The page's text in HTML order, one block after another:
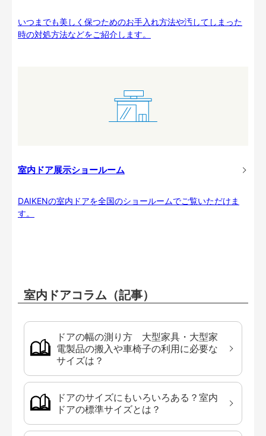
いつまでも美しく保つためのお手入れ方法や汚してしまった
時の対処方法などをご紹介します。
室内ドア展示ショールーム
DAIKENの室内ドアを全国のショールームでご覧いただけま
す。
室内ドアコラム（記事）
ドアの幅の測り方 大型家具・大型家
電製品の搬入や車椅子の利用に必要な
サイズは？
ドアのサイズにもいろいろある？室内
ドアの標準サイズとは？